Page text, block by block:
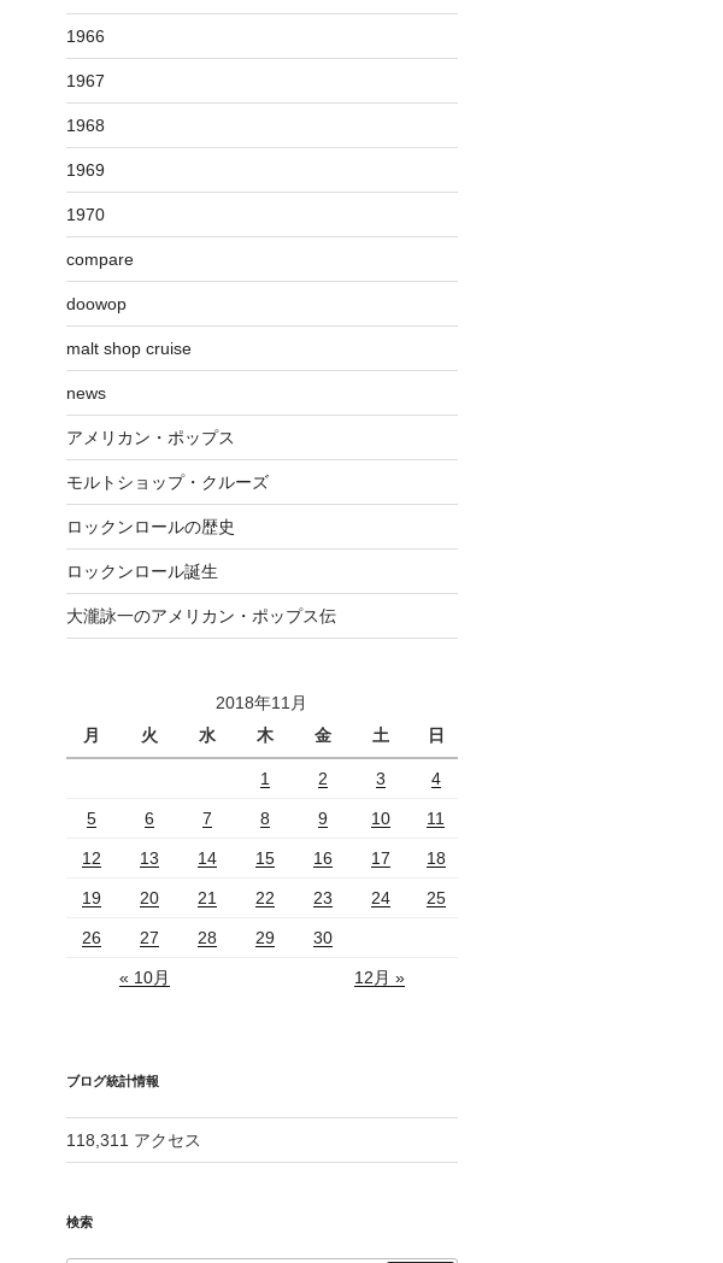
1966
1967
1968
1969
1970
compare
doowop
malt shop cruise
news
アメリカン・ポップス
モルトショップ・クルーズ
ロックンロールの歴史
ロックンロール誕生
大瀧詠一のアメリカン・ポップス伝
2018年11月
月
火 水 木 金 土 日
1 2 3 4
5 6 7 8 9 10 11
12 13 14 15 16 17 18
19 20 21 22 23 24 25
26 27 28 29 30
« 10月 12月 »
ブログ統計情報
118,311 アクセス
検索